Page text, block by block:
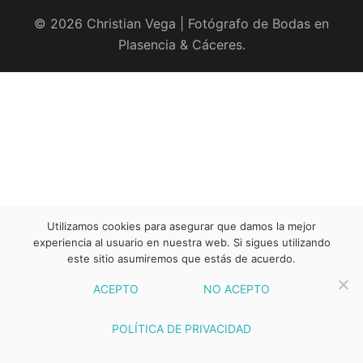
© 2026 Christian Vega | Fotógrafo de Bodas en
Plasencia & Cáceres.
Utilizamos cookies para asegurar que damos la mejor
experiencia al usuario en nuestra web. Si sigues utilizando
este sitio asumiremos que estás de acuerdo.
ACEPTO NO ACEPTO
POLÍTICA DE PRIVACIDAD